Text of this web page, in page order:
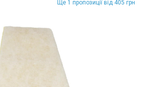
Ще 1 пропозиції від 405 грн